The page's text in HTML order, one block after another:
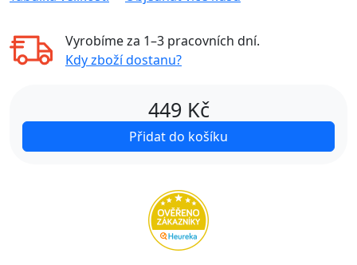
Vyrobíme za 1–3 pracovních dní.
Kdy zboží dostanu?
449 Kč
Přidat do košíku